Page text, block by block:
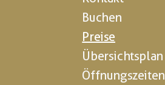
Buchen
Preise
Übersichtsplan
Öffnungszeiten